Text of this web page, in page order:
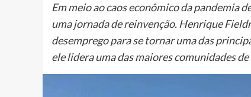
Em meio ao caos econômico da pandemia
uma jornada de reinvenção. Henrique
desemprego para se tornar uma das
ele lidera uma das maiores comunidades